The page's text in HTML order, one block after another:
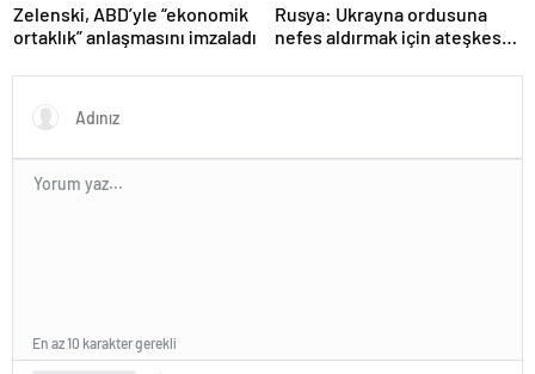
Zelenski, ABD’yle “ekonomik
ortaklık” anlaşmasını imzaladı
Rusya: Ukrayna ordusuna
nefes aldırmak için ateşkes
En az 10 karakter gerekli